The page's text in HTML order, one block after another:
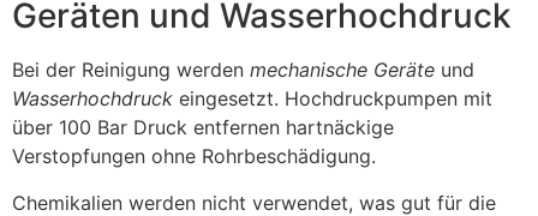
Geräten und Wasserhochdruck
Bei der Reinigung werden mechanische Geräte und
Wasserhochdruck eingesetzt. Hochdruckpumpen mit
über 100 Bar Druck entfernen hartnäckige
Verstopfungen ohne Rohrbeschädigung.
Chemikalien werden nicht verwendet, was gut für die